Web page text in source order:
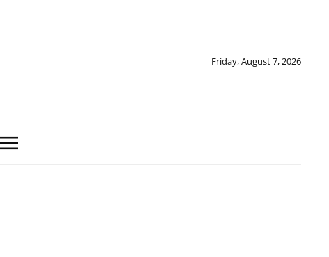
Friday, August 7, 2026